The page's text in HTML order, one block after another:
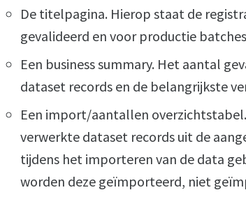
De titelpagina. Hierop staat de
gevalideerd en voor productie
Een business summary. Het aantal
dataset records en de belangrijkste
Een import/aantallen
verwerkte dataset records uit de
tijdens het importeren van de data
worden deze geïmporteerd, niet